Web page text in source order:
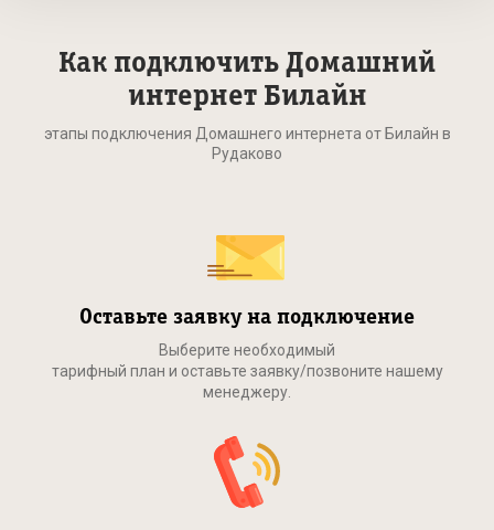
Как подключить Домашний
интернет Билайн
этапы подключения Домашнего интернета от Билайн в
Рудаково
Оставьте заявку на подключение
Выберите необходимый
тарифный план и оставьте заявку/позвоните нашему
менеджеру.